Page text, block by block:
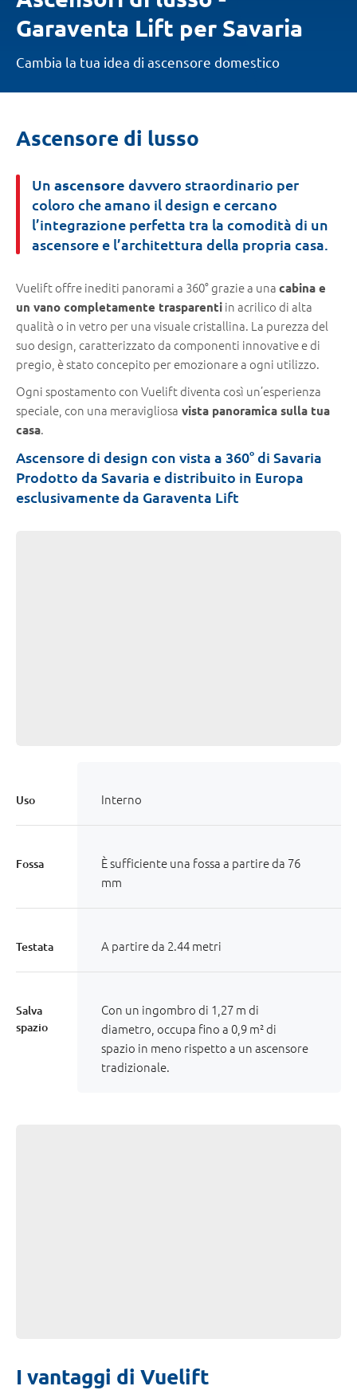
Garaventa Lift per Savaria
Cambia la tua idea di ascensore domestico
Ti
qui:
Ascensore di lusso
Un ascensore davvero straordinario per
coloro che amano il design e cercano
l’integrazione perfetta tra la comodità di un
ascensore e l’architettura della propria casa.
Vuelift offre inediti panorami a 360° grazie a una cabina e
un vano completamente trasparenti in acrilico di alta
qualità o in vetro per una visuale cristallina. La purezza del
suo design, caratterizzato da componenti innovative e di
pregio, è stato concepito per emozionare a ogni utilizzo.
Ogni spostamento con Vuelift diventa così un’esperienza
speciale, con una meravigliosa vista panoramica sulla tua
casa.
Ascensore di design con vista a 360° di Savaria
Prodotto da Savaria e distribuito in Europa
esclusivamente da Garaventa Lift
Uso Interno
Fossa
È sufficiente una fossa a partire da 76
mm
Testata A partire da 2.44 metri
Salva
spazio
Con un ingombro di 1,27 m di
diametro, occupa fino a 0,9 m² di
spazio in meno rispetto a un ascensore
tradizionale.
I vantaggi di Vuelift